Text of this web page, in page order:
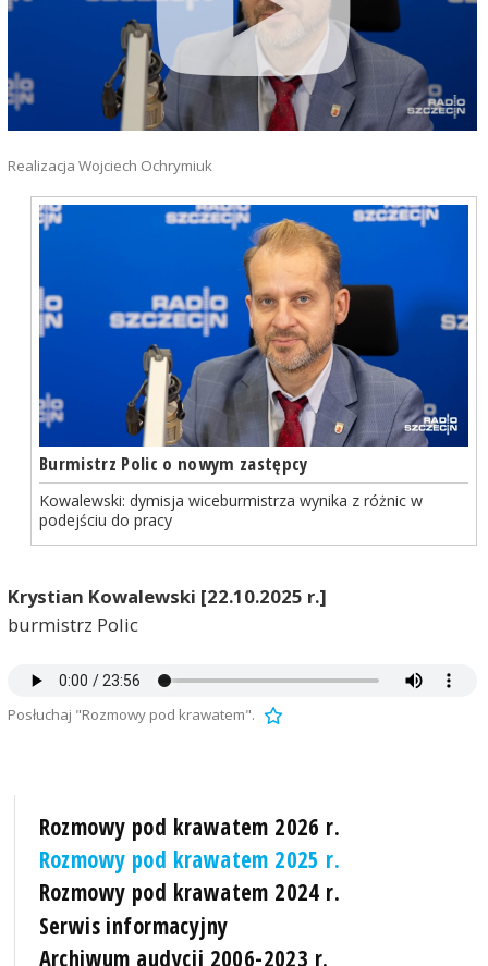
Realizacja Wojciech Ochrymiuk
Burmistrz Polic o nowym zastępcy
Kowalewski: dymisja wiceburmistrza wynika z różnic w
podejściu do pracy
Krystian Kowalewski [22.10.2025 r.]
burmistrz Polic
Posłuchaj "Rozmowy pod krawatem".
Rozmowy pod krawatem 2026 r.
Rozmowy pod krawatem 2025 r.
Rozmowy pod krawatem 2024 r.
Serwis informacyjny
Archiwum audycji 2006-2023 r.